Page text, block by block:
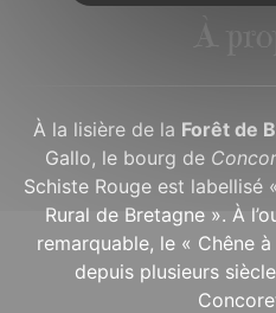
À la lisière de la Forêt de
Gallo, le bourg de
Schiste Rouge est labellisé
Rural de Bretagne ». À
remarquable, le « Chêne
depuis plusieurs